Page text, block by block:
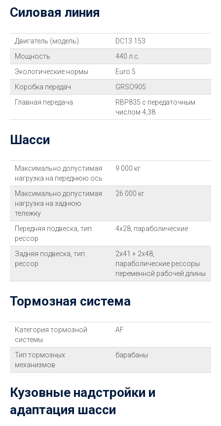
Силовая линия
Двигатель (модель)
DC13 153
Мощность
440 л.с.
Экологические нормы
Euro 5
Коробка передач
GRSO905
Главная передача
RBP835 с передаточным
числом 4,38
Шасси
Максимально допустимая
нагрузка на переднюю ось
9 000 кг
Максимально допустимая
нагрузка на заднюю
тележку
26 000 кг
Передняя подвеска, тип
рессор
4x28, параболические
Задняя подвеска, тип
рессор
2x41 + 2x48,
параболические рессоры
переменной рабочей длины
Тормозная система
Категория тормозной
системы
AF
Тип тормозных
механизмов
барабаны
Кузовные надстройки и
адаптация шасси